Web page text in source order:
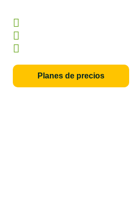
Planes de precios